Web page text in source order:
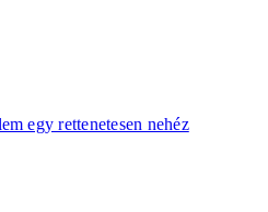
egy rettenetesen nehéz